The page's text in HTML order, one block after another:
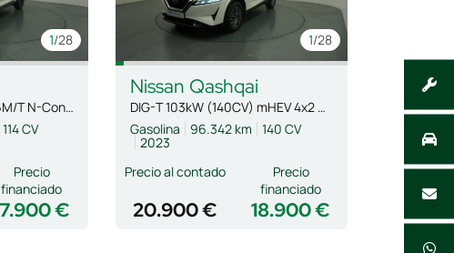
1/28
DIG-T 84 kW (114 CV) 6M/T N-Connecta
114 CV
€
Precio
financiado
1/28
Nissan Qashqai
DIG-T 103kW (140CV) mHEV 4x2 Acenta
Gasolina
96.342 km 140 CV
2023
Precio al contado
20.900 € 18.900 €
Precio
financiado